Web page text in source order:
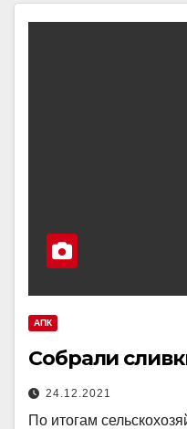
АПК
Собрали
24.12.2021
По итогам